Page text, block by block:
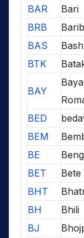
BAR
Bari
BRB
BAS
BTK
BAY
BED
BEM
BE
BET
BHT
BH
Bhili
BJ